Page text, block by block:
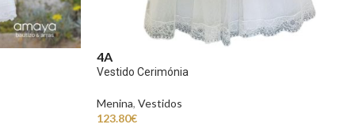
4A
Vestido Cerimónia
Menina, Vestidos
123.80€